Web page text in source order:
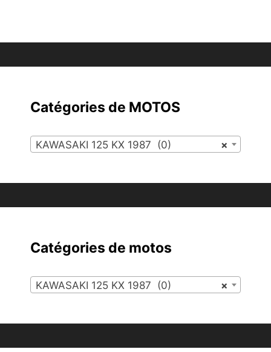
Catégories de MOTOS
×
KAWASAKI 125 KX 1987 (0)
Catégories de motos
×
KAWASAKI 125 KX 1987 (0)